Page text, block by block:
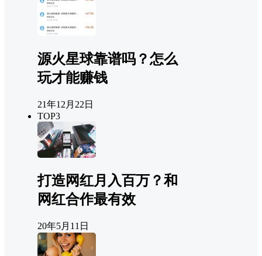
源火星球靠谱吗？怎么
玩才能赚钱
21年12月22日
TOP3
打造网红月入百万？和
网红合作最有效
20年5月11日